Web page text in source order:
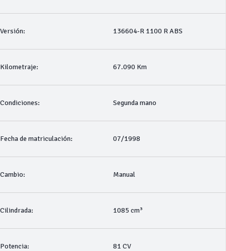
Versión: 136604-R 1100 R ABS
Kilometraje: 67.090 Km
Condiciones: Segunda mano
Fecha de matriculación: 07/1998
Cambio: Manual
Cilindrada: 1085 cm³
Potencia: 81 CV